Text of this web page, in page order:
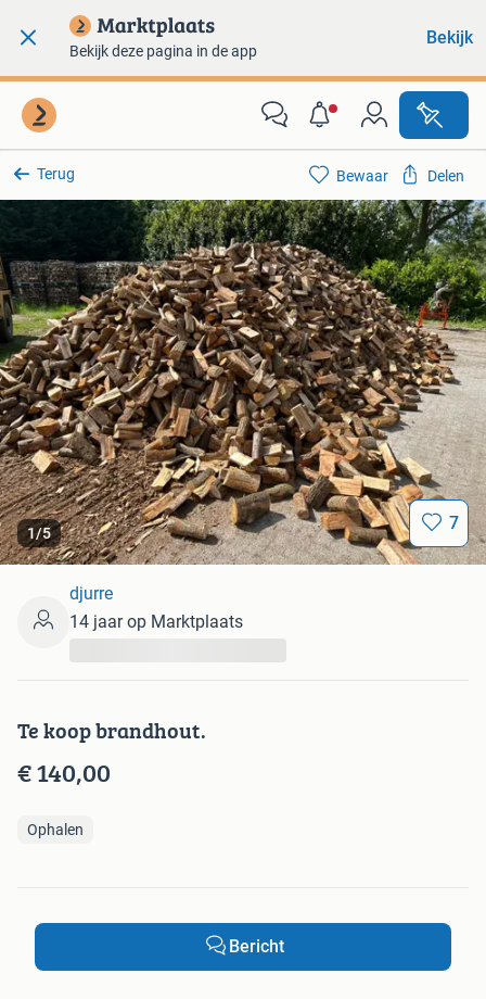
Bekijk deze pagina in de app
Bekijk
Terug
1/5 7
Bewaar Delen
Te koop brandhout.
€ 140,00
Ophalen
djurre
14 jaar op Marktplaats
Bericht